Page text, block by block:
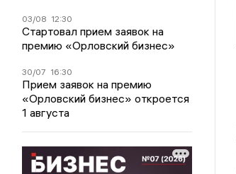
03/08 12:30
Стартовал прием заявок на
премию «Орловский бизнес»
30/07 16:30
Прием заявок на премию
«Орловский бизнес» откроется
1 августа